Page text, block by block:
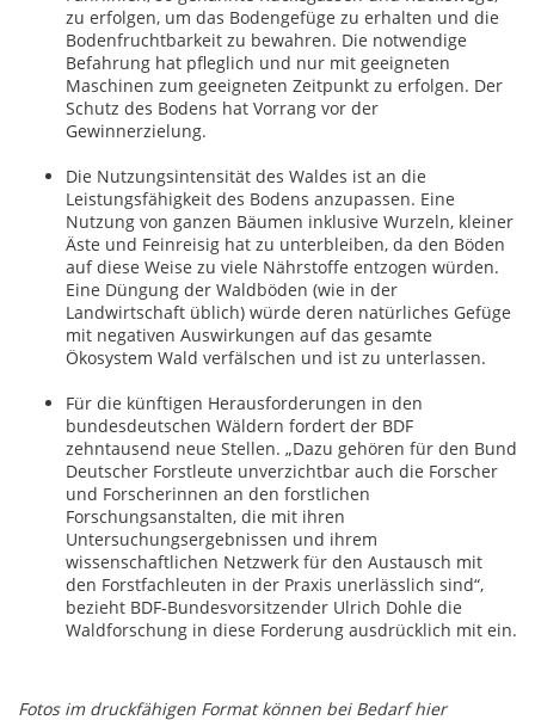
zu erfolgen, um das Bodengefüge zu erhalten und die
Bodenfruchtbarkeit zu bewahren. Die notwendige
Befahrung hat pfleglich und nur mit geeigneten
Maschinen zum geeigneten Zeitpunkt zu erfolgen. Der
Schutz des Bodens hat Vorrang vor der
Gewinnerzielung.
Die Nutzungsintensität des Waldes ist an die
Leistungsfähigkeit des Bodens anzupassen. Eine
Nutzung von ganzen Bäumen inklusive Wurzeln, kleiner
Äste und Feinreisig hat zu unterbleiben, da den Böden
auf diese Weise zu viele Nährstoffe entzogen würden.
Eine Düngung der Waldböden (wie in der
Landwirtschaft üblich) würde deren natürliches Gefüge
mit negativen Auswirkungen auf das gesamte
Ökosystem Wald verfälschen und ist zu unterlassen.
Für die künftigen Herausforderungen in den
bundesdeutschen Wäldern fordert der BDF
zehntausend neue Stellen. „Dazu gehören für den Bund
Deutscher Forstleute unverzichtbar auch die Forscher
und Forscherinnen an den forstlichen
Forschungsanstalten, die mit ihren
Untersuchungsergebnissen und ihrem
wissenschaftlichen Netzwerk für den Austausch mit
den Forstfachleuten in der Praxis unerlässlich sind“,
bezieht BDF-Bundesvorsitzender Ulrich Dohle die
Waldforschung in diese Forderung ausdrücklich mit ein.
Fotos im druckfähigen Format können bei Bedarf hier